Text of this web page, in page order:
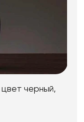
черный,